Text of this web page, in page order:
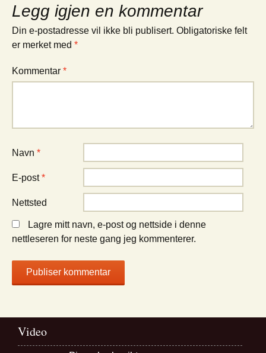
Legg igjen en kommentar
Din e-postadresse vil ikke bli publisert. Obligatoriske felt
er merket med *
Kommentar *
Navn *
E-post*
Nettsted
Lagre mitt navn, e-post og nettside i denne
nettleseren for neste gang jeg kommenterer.
Video